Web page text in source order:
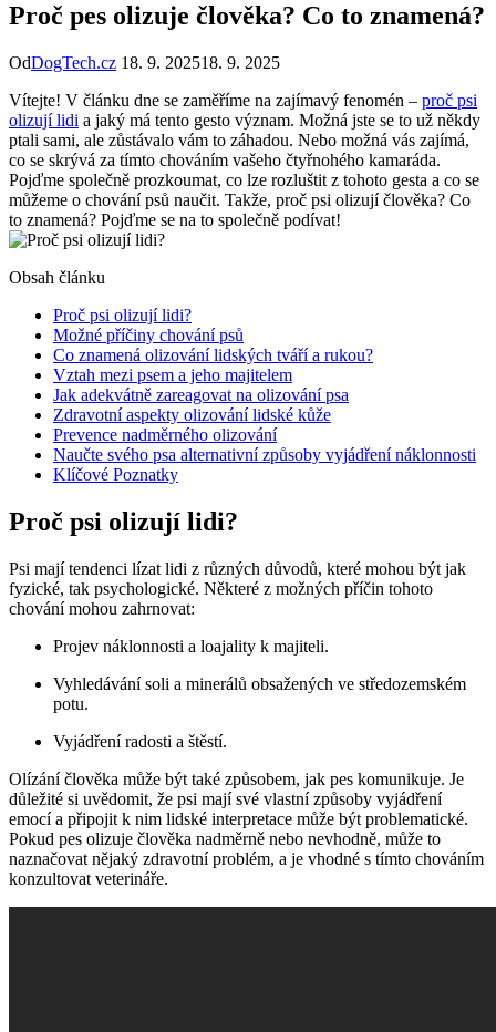
Proč pes olizuje člověka? Co to znamená?
OdDogTech.cz 18. 9. 202518. 9. 2025
Vítejte! V článku dne se zaměříme na zajímavý fenomén – proč psi
olizují lidi a jaký má tento gesto význam. Možná jste se to už někdy
ptali sami, ale zůstávalo vám to záhadou. Nebo možná vás zajímá,
co se skrývá za tímto chováním vašeho čtyřnohého kamaráda.
Pojďme společně prozkoumat, co lze rozluštit z tohoto gesta a co se
můžeme o chování psů naučit. Takže, proč psi olizují člověka? Co
to znamená? Pojďme se na to společně podívat!
Obsah článku
Proč psi olizují lidi?
Možné příčiny chování psů
Co znamená olizování lidských tváří a rukou?
Vztah mezi psem a jeho majitelem
Jak adekvátně zareagovat na olizování psa
Zdravotní aspekty olizování lidské kůže
Prevence nadměrného olizování
Naučte svého psa alternativní způsoby vyjádření náklonnosti
Klíčové Poznatky
Proč psi olizují lidi?
Psi mají tendenci lízat lidi z různých důvodů, které mohou být jak
fyzické, tak psychologické. Některé z možných příčin tohoto
chování mohou zahrnovat:
Projev náklonnosti a loajality k majiteli.
Vyhledávání soli a minerálů obsažených ve středozemském
potu.
Vyjádření radosti a štěstí.
Olízání člověka může být také způsobem, jak pes komunikuje. Je
důležité si uvědomit, že psi mají své vlastní způsoby vyjádření
emocí a připojit k nim lidské interpretace může být problematické.
Pokud pes olizuje člověka nadměrně nebo nevhodně, může to
naznačovat nějaký zdravotní problém, a je vhodné s tímto chováním
konzultovat veterináře.